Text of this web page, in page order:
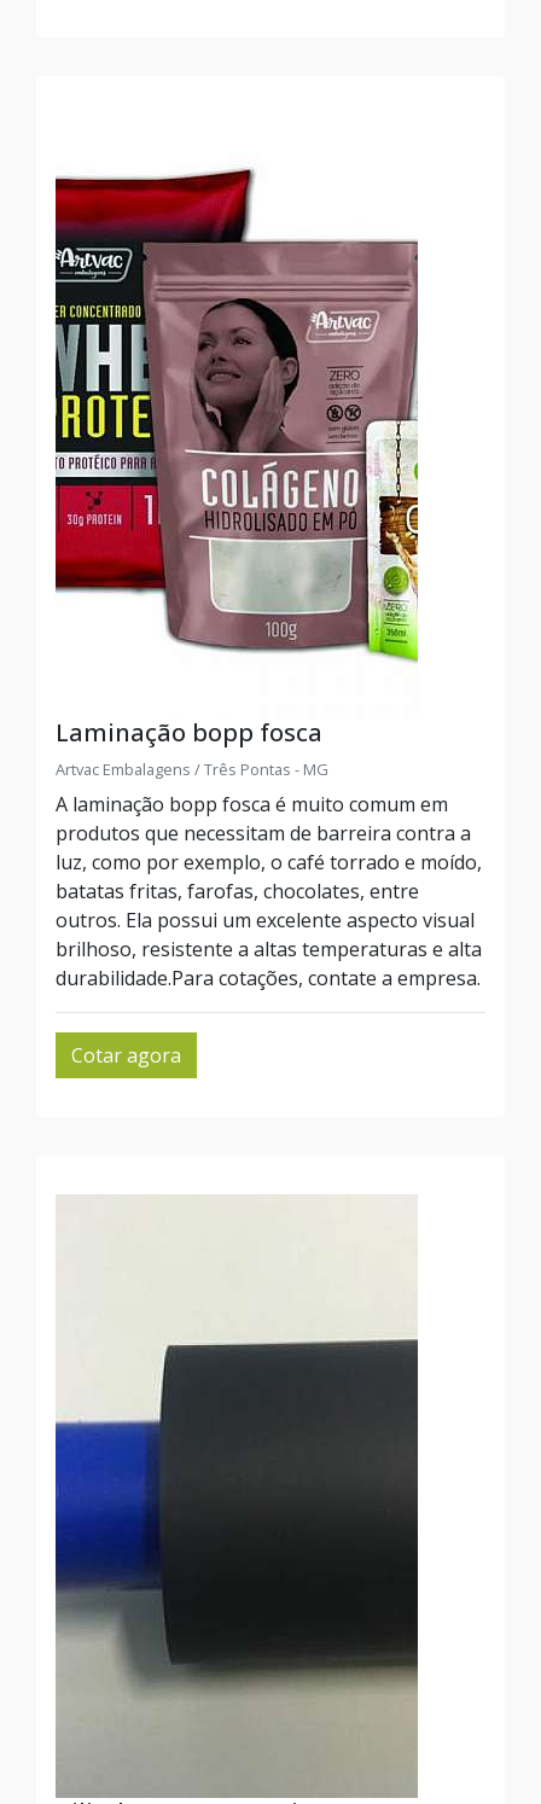
Laminação bopp fosca
Artvac Embalagens / Três Pontas - MG
A laminação bopp fosca é muito comum em
produtos que necessitam de barreira contra a
luz, como por exemplo, o café torrado e moído,
batatas fritas, farofas, chocolates, entre
outros. Ela possui um excelente aspecto visual
brilhoso, resistente a altas temperaturas e alta
durabilidade.Para cotações, contate a empresa.
Cotar agora